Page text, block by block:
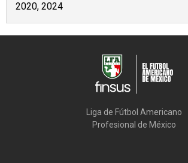
2020, 2024
Liga de Fútbol Americano
Profesional de México